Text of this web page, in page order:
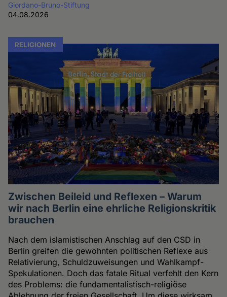
Giordano-Bruno-Stiftung
04.08.2026
RELIGIONEN
Zwischen Beileid und Reflexen – Warum
wir nach Berlin eine ehrliche Religionskritik
brauchen
Nach dem islamistischen Anschlag auf den CSD in
Berlin greifen die gewohnten politischen Reflexe aus
Relativierung, Schuldzuweisungen und Wahlkampf-
Spekulationen. Doch das fatale Ritual verfehlt den Kern
des Problems: die fundamentalistisch-religiöse